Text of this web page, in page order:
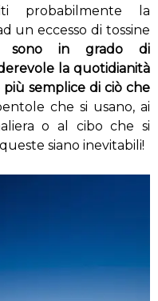
probabilmente la
un eccesso di tossine
sono in grado di
la quotidianità
semplice di ciò che
che si usano, ai
o al cibo che si
siano inevitabili!